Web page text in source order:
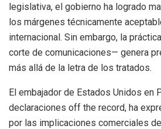
legislativa, el gobierno ha logrado
los márgenes técnicamente
internacional. Sin embargo, la
corte de comunicaciones— genera
más allá de la letra de los tratados.
El embajador de Estados Unidos en
declaraciones off the record, ha
por las implicaciones comerciales